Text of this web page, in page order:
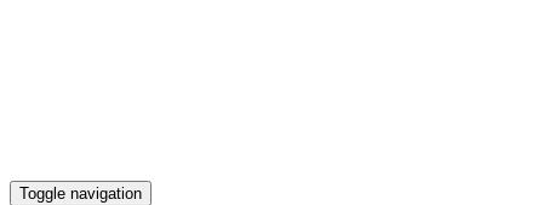
Toggle navigation